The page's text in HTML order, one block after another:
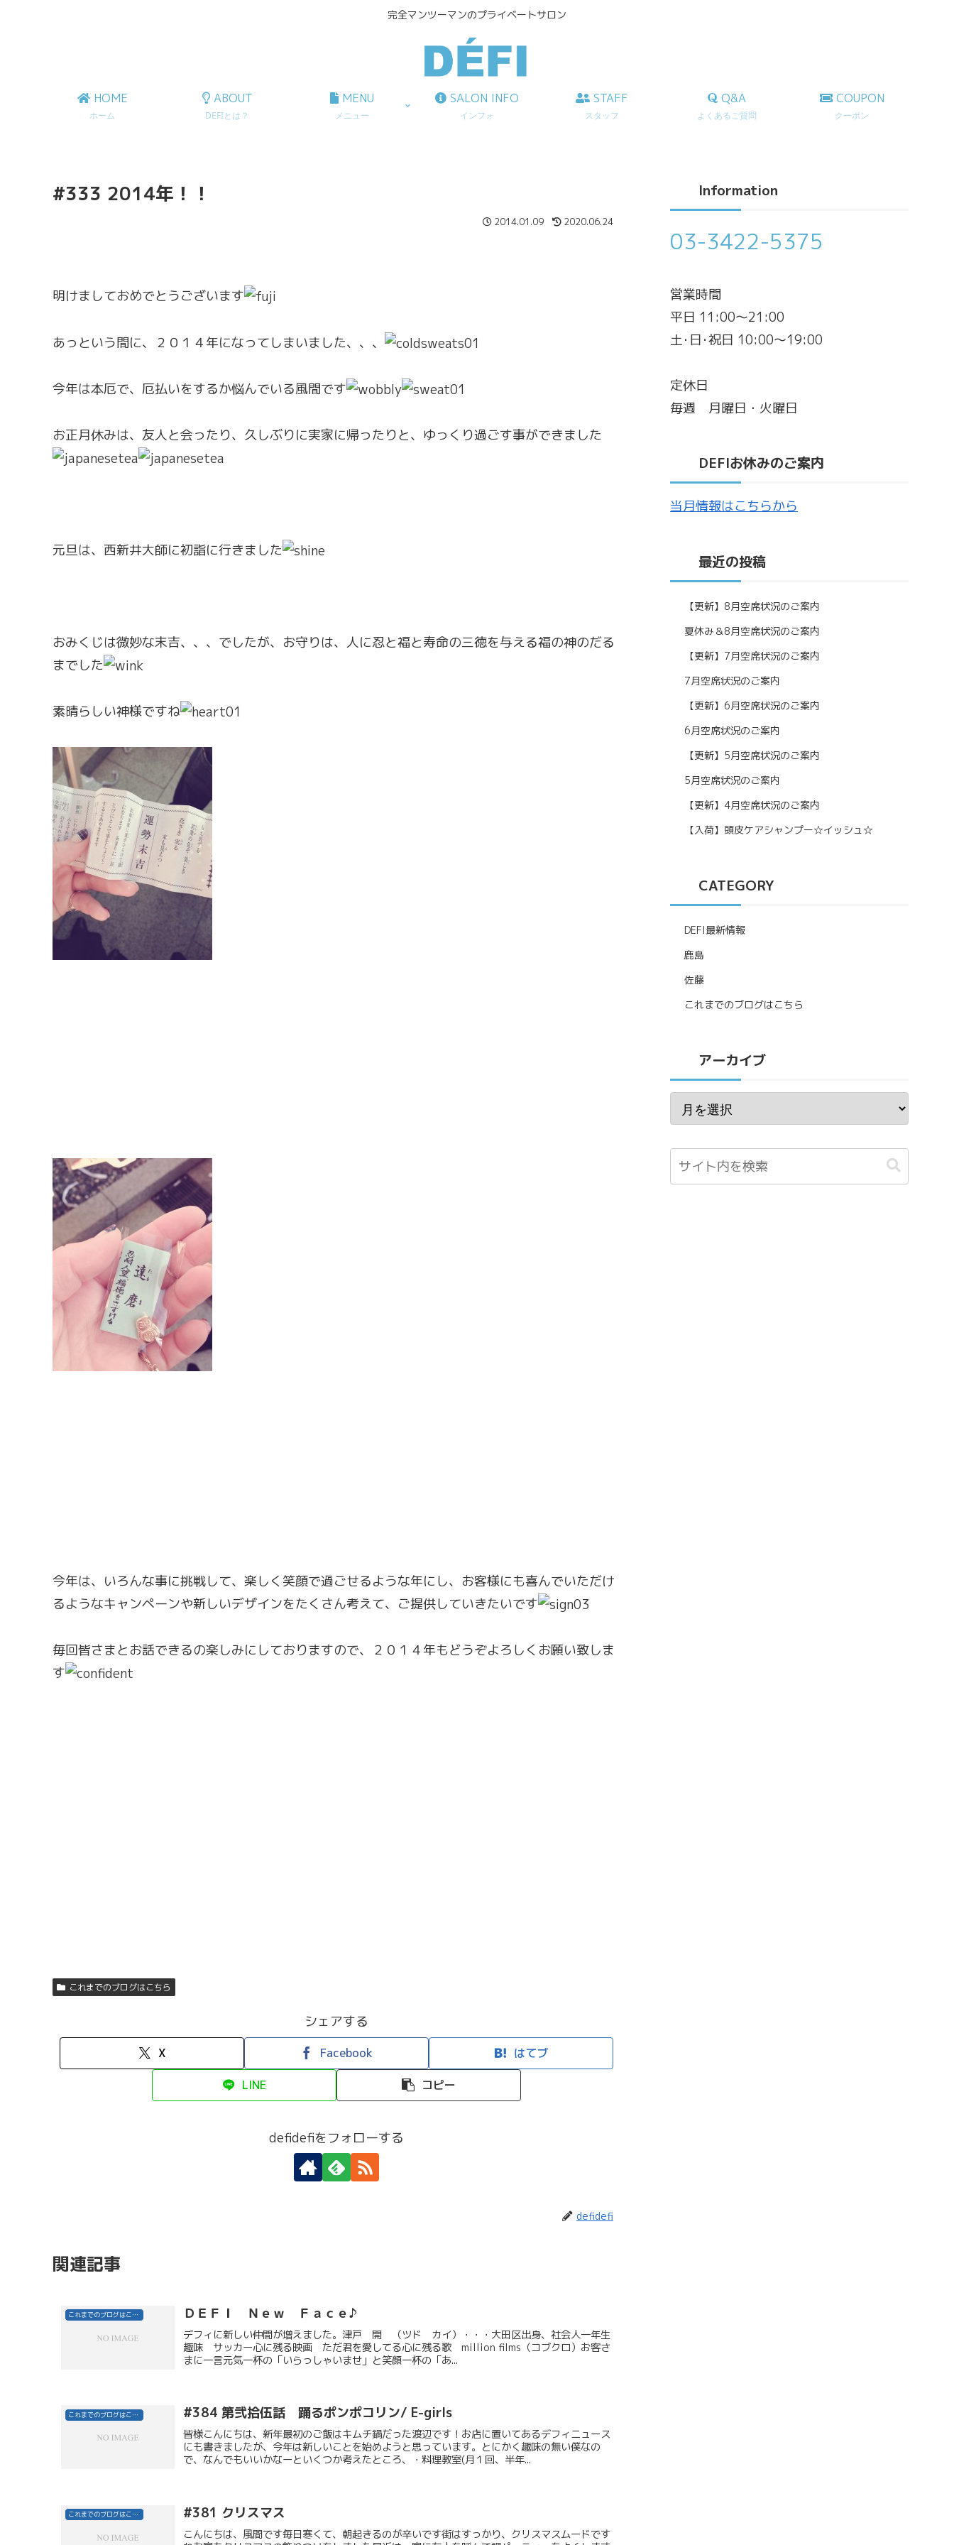
完全マンツーマンのプライベートサロン
HOME
ホーム
ABOUT
DEFIとは？
MENU
メニュー
SALON INFO
インフォ
STAFF
スタッフ
Q&A
よくあるご質問
COUPON
クーポン
#333 2014年！！
2014.01.09 2020.06.24
明けましておめでとうございます
あっという間に、２０１４年になってしまいました、、、
今年は本厄で、厄払いをするか悩んでいる風間です
お正月休みは、友人と会ったり、久しぶりに実家に帰ったりと、ゆっくり過ごす事ができました
元旦は、西新井大師に初詣に行きました
おみくじは微妙な末吉、、、でしたが、お守りは、人に忍と福と寿命の三徳を与える福の神のだる
までした
素晴らしい神様ですね
今年は、いろんな事に挑戦して、楽しく笑顔で過ごせるような年にし、お客様にも喜んでいただけ
るようなキャンペーンや新しいデザインをたくさん考えて、ご提供していきたいです
毎回皆さまとお話できるの楽しみにしておりますので、２０１４年もどうぞよろしくお願い致しま
す
これまでのブログはこちら
シェアする
X Facebook はてブ
LINE コピー
defidefiをフォローする
defidefi
関連記事
これまでのブログはこちら ＤＥＦＩ Ｎｅｗ Ｆａｃｅ♪
デフィに新しい仲間が増えました。津戸 開 （ツド カイ）・・・大田区出身、社会人一年生
趣味 サッカー心に残る映画 ただ君を愛してる心に残る歌 million films（コブクロ）お客さ
まに一言元気一杯の「いらっしゃいませ」と笑顔一杯の「あ...
これまでのブログはこちら #384 第弐拾伍話 踊るポンポコリン/ E-girls
皆様こんにちは、新年最初のご飯はキムチ鍋だった渡辺です！お店に置いてあるデフィニュース
にも書きましたが、今年は新しいことを始めようと思っています。とにかく趣味の無い僕なの
で、なんでもいいかなーといくつか考えたところ、・料理教室(月１回、半年...
これまでのブログはこちら #381 クリスマス
こんにちは、風間です毎日寒くて、朝起きるのが辛いです街はすっかり、クリスマスムードです
Information
03-3422-5375
営業時間
平日 11:00～21:00
土･日･祝日 10:00～19:00
定休日
毎週 月曜日・火曜日
DEFIお休みのご案内
当月情報はこちらから
最近の投稿
【更新】8月空席状況のご案内
夏休み＆8月空席状況のご案内
【更新】7月空席状況のご案内
7月空席状況のご案内
【更新】6月空席状況のご案内
6月空席状況のご案内
【更新】5月空席状況のご案内
5月空席状況のご案内
【更新】4月空席状況のご案内
【入荷】頭皮ケアシャンプー☆イッシュ☆
CATEGORY
DEFI最新情報
鹿島
佐藤
これまでのブログはこちら
アーカイブ